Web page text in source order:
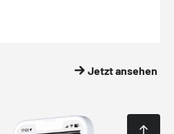
Jetzt ansehen